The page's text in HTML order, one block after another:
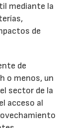
mediante la
de
de
o menos, un
sector de la
acceso al